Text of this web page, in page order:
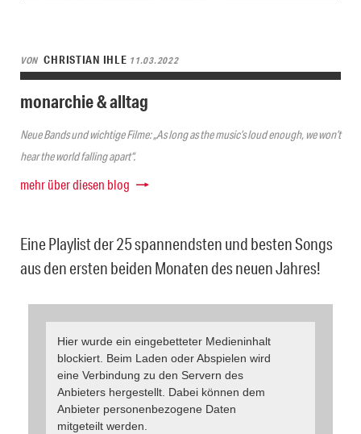
VON CHRISTIAN IHLE 11.03.2022
monarchie & alltag
Neue Bands und wichtige Filme: „As long as the music’s loud enough, we won’t
hear the world falling apart“.
mehr über diesen blog
Eine Playlist der 25 spannendsten und besten Songs
aus den ersten beiden Monaten des neuen Jahres!
Hier wurde ein eingebetteter Medieninhalt
blockiert. Beim Laden oder Abspielen wird
eine Verbindung zu den Servern des
Anbieters hergestellt. Dabei können dem
Anbieter personenbezogene Daten
mitgeteilt werden.